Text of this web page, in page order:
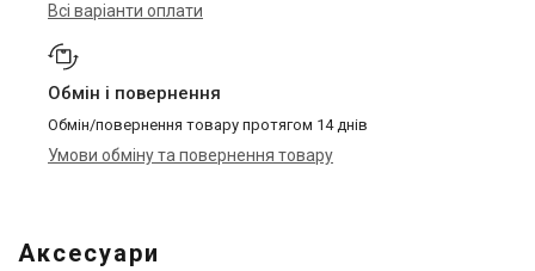
Всі варіанти оплати
Обмін і повернення
Обмін/повернення товару протягом 14 днів
Умови обміну та повернення товару
Аксесуари